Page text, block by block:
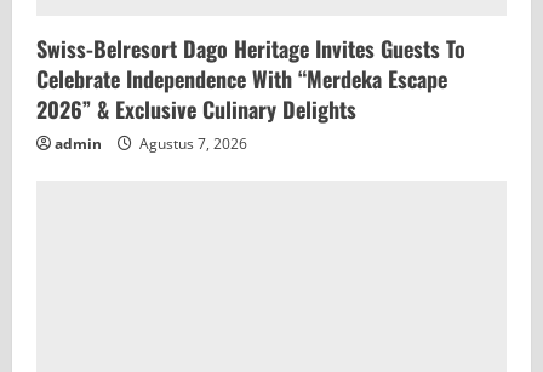
Swiss-Belresort Dago Heritage Invites Guests To
Celebrate Independence With “Merdeka Escape
2026” & Exclusive Culinary Delights
admin Agustus 7, 2026